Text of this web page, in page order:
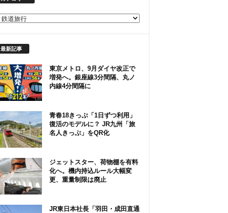
最新記事
東京メトロ、9月ダイヤ改正で
増発へ。銀座線3分間隔、丸ノ
内線4分間隔に
青春18きっぷ「1日ずつ利用」
復活のモデルに？ JR九州「旅
名人きっぷ」をQR化
ジェットスター、荷物棚を有料
化へ。機内持込ルール大幅変
更、重量制限は廃止
JR東日本社長「羽田・成田直通